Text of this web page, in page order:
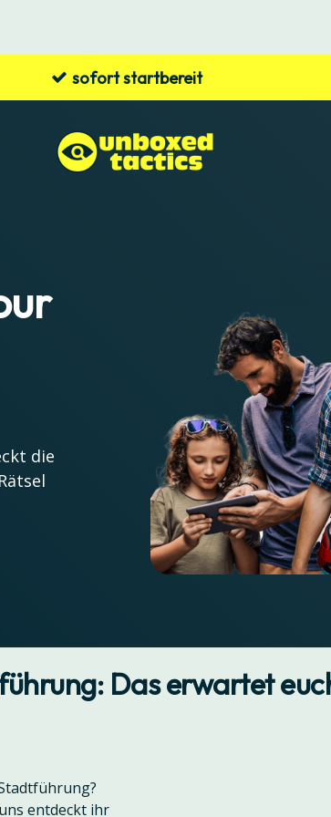
sofort startbereit
die
Das erwartet
entdeckt ihr